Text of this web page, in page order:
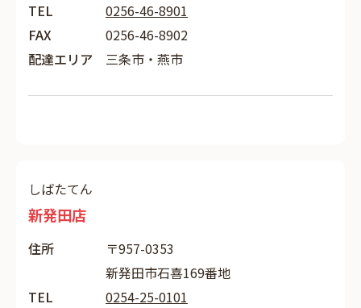
TEL
0256-46-8901
FAX
0256-46-8902
配達エリア
三条市・燕市
しばたてん
新発田店
住所
〒957-0353
新発田市石喜169番地
TEL
0254-25-0101